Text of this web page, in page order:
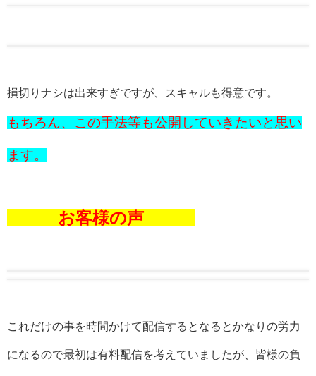
損切りナシは出来すぎですが、スキャルも得意です。
もちろん、この手法等も公開していきたいと思い
ます。
お客様の声
これだけの事を時間かけて配信するとなるとかなりの労力
になるので最初は有料配信を考えていましたが、皆様の負